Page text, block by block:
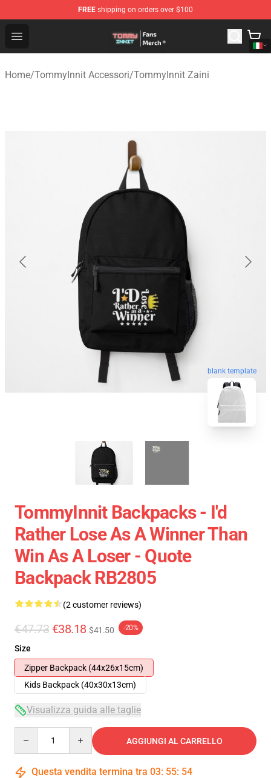
FREE shipping on orders over $100
Open menu
TommyInnit Store - Official TommyInnit Merchandise
Home/TommyInnit Accessori/TommyInnit Zaini
blank template
TommyInnit Backpacks - I'd
Rather Lose As A Winner Than
Win As A Loser - Quote
Backpack RB2805
(2 customer reviews)
€47.73 €38.18 $41.50 -20%
Size
Zipper Backpack (44x26x15cm)
Kids Backpack (40x30x13cm)
Visualizza guida alle taglie
AGGIUNGI AL CARRELLO
Questa vendita termina tra 03: 55: 54